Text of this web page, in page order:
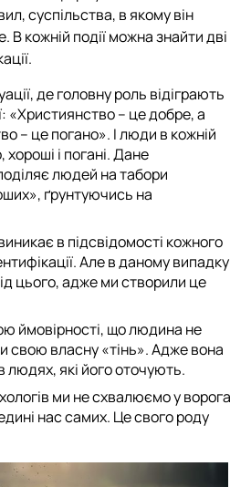
суспільства, в якому він
В кожній події можна знайти дві
де головну роль відіграють
«Християнство – це добре, а
– це погано». І люди в кожній
хороші і погані. Дане
людей на табори
ґрунтуючись на
в підсвідомості кожного
Але в даному випадку
цього, адже ми створили це
ймовірності, що людина не
свою власну «тінь». Адже вона
людях, які його оточують.
ми не схвалюємо у ворога
нас самих. Це свого роду